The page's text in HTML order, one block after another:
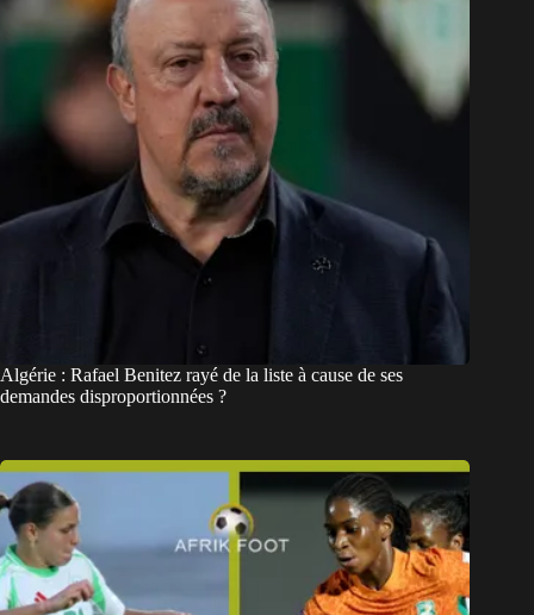
Algérie : Rafael Benitez rayé de la liste à cause de ses
demandes disproportionnées ?